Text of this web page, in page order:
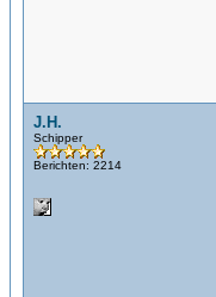
J.H.
Schipper
Berichten: 2214